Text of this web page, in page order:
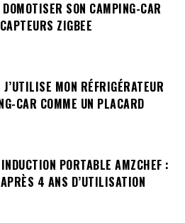
SON CAMPING-CAR
ZIGBEE
J’UTILISE MON RÉFRIGÉRATEUR
CAR COMME UN PLACARD
PORTABLE AMZCHEF :
4 ANS D’UTILISATION